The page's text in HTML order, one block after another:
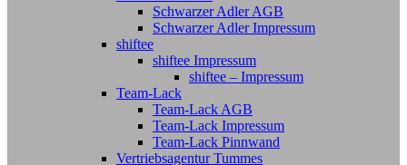
Schwarzer Adler AGB
Schwarzer Adler Impressum
shiftee
shiftee Impressum
shiftee – Impressum
Team-Lack
Team-Lack AGB
Team-Lack Impressum
Team-Lack Pinnwand
Vertriebsagentur Tummes